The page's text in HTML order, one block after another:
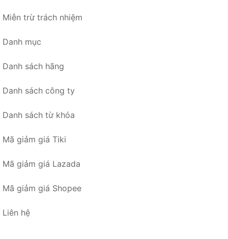
Miễn trừ trách nhiệm
Danh mục
Danh sách hãng
Danh sách công ty
Danh sách từ khóa
Mã giảm giá Tiki
Mã giảm giá Lazada
Mã giảm giá Shopee
Liên hệ